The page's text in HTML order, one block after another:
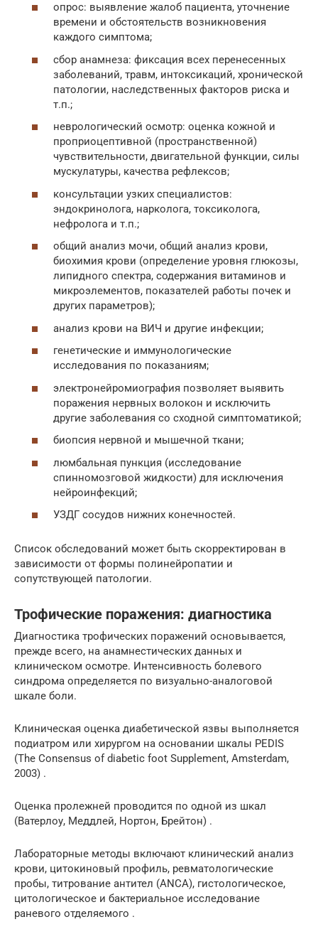
опрос: выявление жалоб пациента, уточнение
времени и обстоятельств возникновения
каждого симптома;
сбор анамнеза: фиксация всех перенесенных
заболеваний, травм, интоксикаций, хронической
патологии, наследственных факторов риска и
т.п.;
неврологический осмотр: оценка кожной и
проприоцептивной (пространственной)
чувствительности, двигательной функции, силы
мускулатуры, качества рефлексов;
консультации узких специалистов:
эндокринолога, нарколога, токсиколога,
нефролога и т.п.;
общий анализ мочи, общий анализ крови,
биохимия крови (определение уровня глюкозы,
липидного спектра, содержания витаминов и
микроэлементов, показателей работы почек и
других параметров);
анализ крови на ВИЧ и другие инфекции;
генетические и иммунологические
исследования по показаниям;
электронейромиография позволяет выявить
поражения нервных волокон и исключить
другие заболевания со сходной симптоматикой;
биопсия нервной и мышечной ткани;
люмбальная пункция (исследование
спинномозговой жидкости) для исключения
нейроинфекций;
УЗДГ сосудов нижних конечностей.
Список обследований может быть скорректирован в
зависимости от формы полинейропатии и
сопутствующей патологии.
Трофические поражения: диагностика
Диагностика трофических поражений основывается,
прежде всего, на анамнестических данных и
клиническом осмотре. Интенсивность болевого
синдрома определяется по визуально-аналоговой
шкале боли.
Клиническая оценка диабетической язвы выполняется
подиатром или хирургом на основании шкалы PEDIS
(The Consensus of diabetic foot Supplement, Amsterdam,
2003) .
Оценка пролежней проводится по одной из шкал
(Ватерлоу, Меддлей, Нортон, Брейтон) .
Лабораторные методы включают клинический анализ
крови, цитокиновый профиль, ревматологические
пробы, титрование антител (ANCA), гистологическое,
цитологическое и бактериальное исследование
раневого отделяемого .